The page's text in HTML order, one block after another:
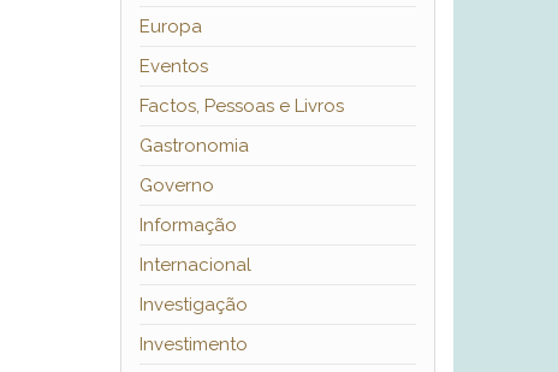
Europa
Eventos
Factos, Pessoas e Livros
Gastronomia
Governo
Informação
Internacional
Investigação
Investimento